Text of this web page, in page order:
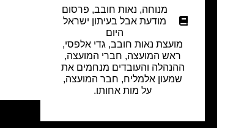
מנוחה, נאות חובב, פרסום
מודעת אבל בעיתון ישראל
היום
מועצת נאות חובב, גדי אלפסי,
ראש המועצה, חברי המועצה,
ההנהלה והעובדים מנחמים את
שמעון אלמליח, חבר המועצה,
על מות אחותו.